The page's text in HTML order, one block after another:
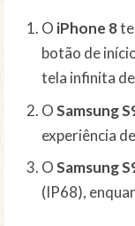
O iPhone 8
botão de
tela infinita
OSamsung
experiência
OSamsung
(IP68),